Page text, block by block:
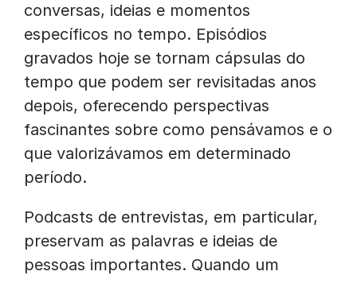
conversas, ideias e momentos
específicos no tempo. Episódios
gravados hoje se tornam cápsulas do
tempo que podem ser revisitadas anos
depois, oferecendo perspectivas
fascinantes sobre como pensávamos e o
que valorizávamos em determinado
período.
Podcasts de entrevistas, em particular,
preservam as palavras e ideias de
pessoas importantes. Quando um